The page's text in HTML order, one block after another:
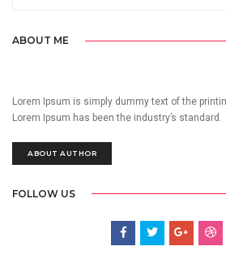
ABOUT ME
Lorem Ipsum is simply dummy text of the
Lorem Ipsum has been the industry’s standard.
ABOUT AUTHOR
FOLLOW US